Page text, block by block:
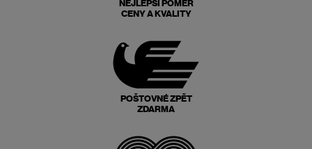
NEJLEPŠÍ POMĚR
CENY A KVALITY
POŠTOVNÉ ZPĚT
ZDARMA